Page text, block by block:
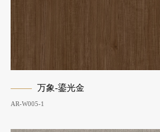
万象-鎏光金
AR-W005-1